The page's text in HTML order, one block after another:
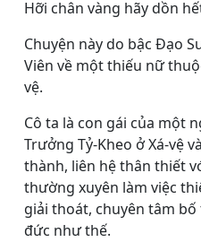
Hỡi chân vàng hãy dồn
Chuyện này do bậc Ðạo
Viên về một thiếu nữ
vệ.
Cô ta là con gái của một
Trưởng Tỷ-Kheo ở Xá-vệ
thành, liên hệ thân thiết
thường xuyên làm việc
giải thoát, chuyên tâm
đức như thế.